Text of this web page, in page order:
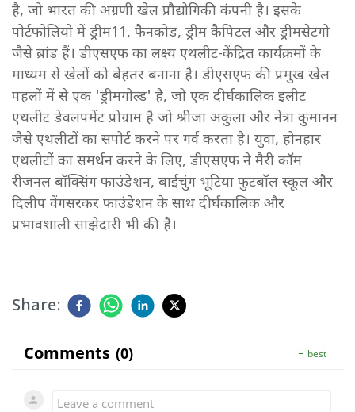
है, जो भारत की अग्रणी खेल प्रौद्योगिकी कंपनी है। इसके
पोर्टफोलियो में ड्रीम11, फैनकोड, ड्रीम कैपिटल और ड्रीमसेटगो
जैसे ब्रांड हैं। डीएसएफ का लक्ष्य एथलीट-केंद्रित कार्यक्रमों के
माध्यम से खेलों को बेहतर बनाना है। डीएसएफ की प्रमुख खेल
पहलों में से एक 'ड्रीमगोल्ड' है, जो एक दीर्घकालिक इलीट
एथलीट डेवलपमेंट प्रोग्राम है जो श्रीजा अकुला और नेत्रा कुमानन
जैसे एथलीटों का सपोर्ट करने पर गर्व करता है। युवा, होनहार
एथलीटों का समर्थन करने के लिए, डीएसएफ ने मैरी कॉम
रीजनल बॉक्सिंग फाउंडेशन, बाईचुंग भूटिया फुटबॉल स्कूल और
दिलीप वेंगसरकर फाउंडेशन के साथ दीर्घकालिक और
प्रभावशाली साझेदारी भी की है।
Share: